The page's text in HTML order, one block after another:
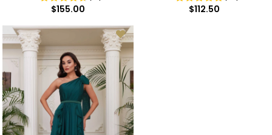
Abiye Elbise
$155.00 Abiye Elbise
$112.50